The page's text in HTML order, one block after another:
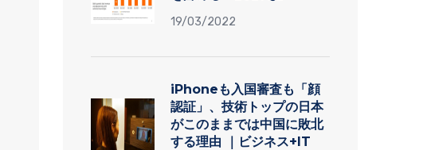
19/03/2022
iPhoneも入国審査も「顔
認証」、技術トップの日本
がこのままでは中国に敗北
する理由 ｜ビジネス+IT